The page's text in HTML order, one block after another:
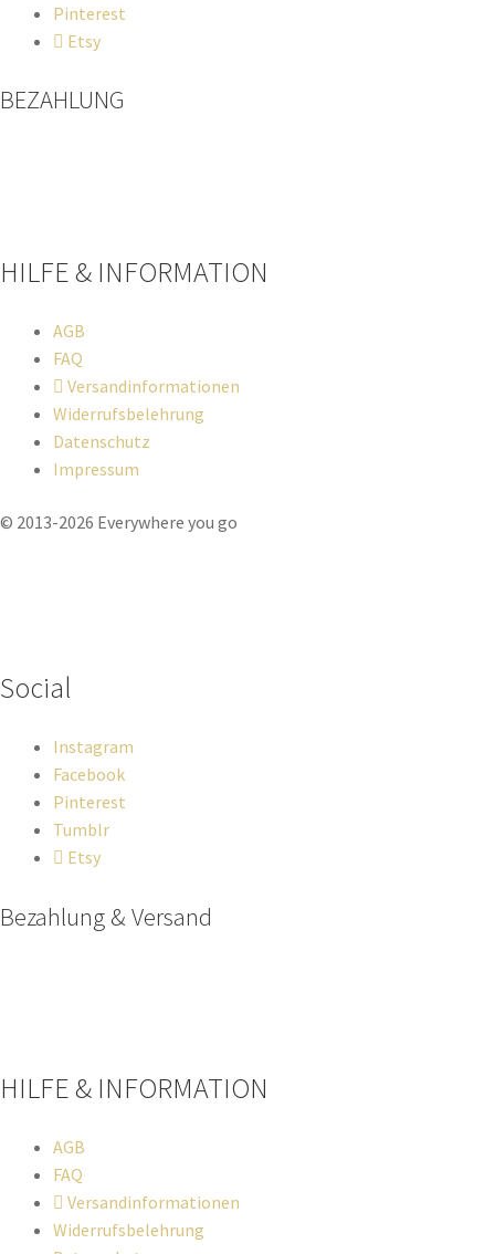
Pinterest
Etsy
BEZAHLUNG
HILFE & INFORMATION​
AGB
FAQ
Versandinformationen
Widerrufsbelehrung
Datenschutz
Impressum
© 2013-2026 Everywhere you go
Social
Instagram
Facebook
Pinterest
Tumblr
Etsy
Bezahlung & Versand
HILFE & INFORMATION​
AGB
FAQ
Versandinformationen
Widerrufsbelehrung